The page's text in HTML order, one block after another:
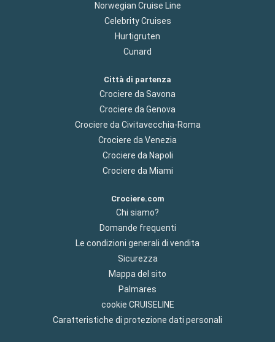
Norwegian Cruise Line
Celebrity Cruises
Hurtigruten
Cunard
Città di partenza
Crociere da Savona
Crociere da Genova
Crociere da Civitavecchia-Roma
Crociere da Venezia
Crociere da Napoli
Crociere da Miami
Crociere.com
Chi siamo?
Domande frequenti
Le condizioni generali di vendita
Sicurezza
Mappa del sito
Palmares
cookie CRUISELINE
Caratteristiche di protezione dati personali